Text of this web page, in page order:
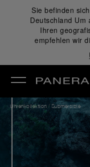
Sie befinden
Deutschland Um
Ihren
empfehlen wir
Uhrenkollektion / Submersible